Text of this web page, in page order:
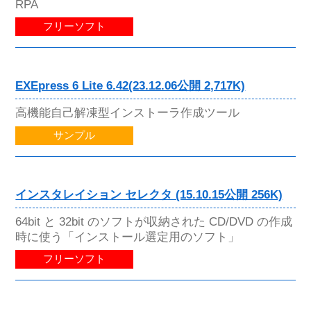
RPA
フリーソフト
EXEpress 6 Lite 6.42(23.12.06公開 2,717K)
高機能自己解凍型インストーラ作成ツール
サンプル
インスタレイション セレクタ (15.10.15公開 256K)
64bit と 32bit のソフトが収納された CD/DVD の作成
時に使う「インストール選定用のソフト」
フリーソフト